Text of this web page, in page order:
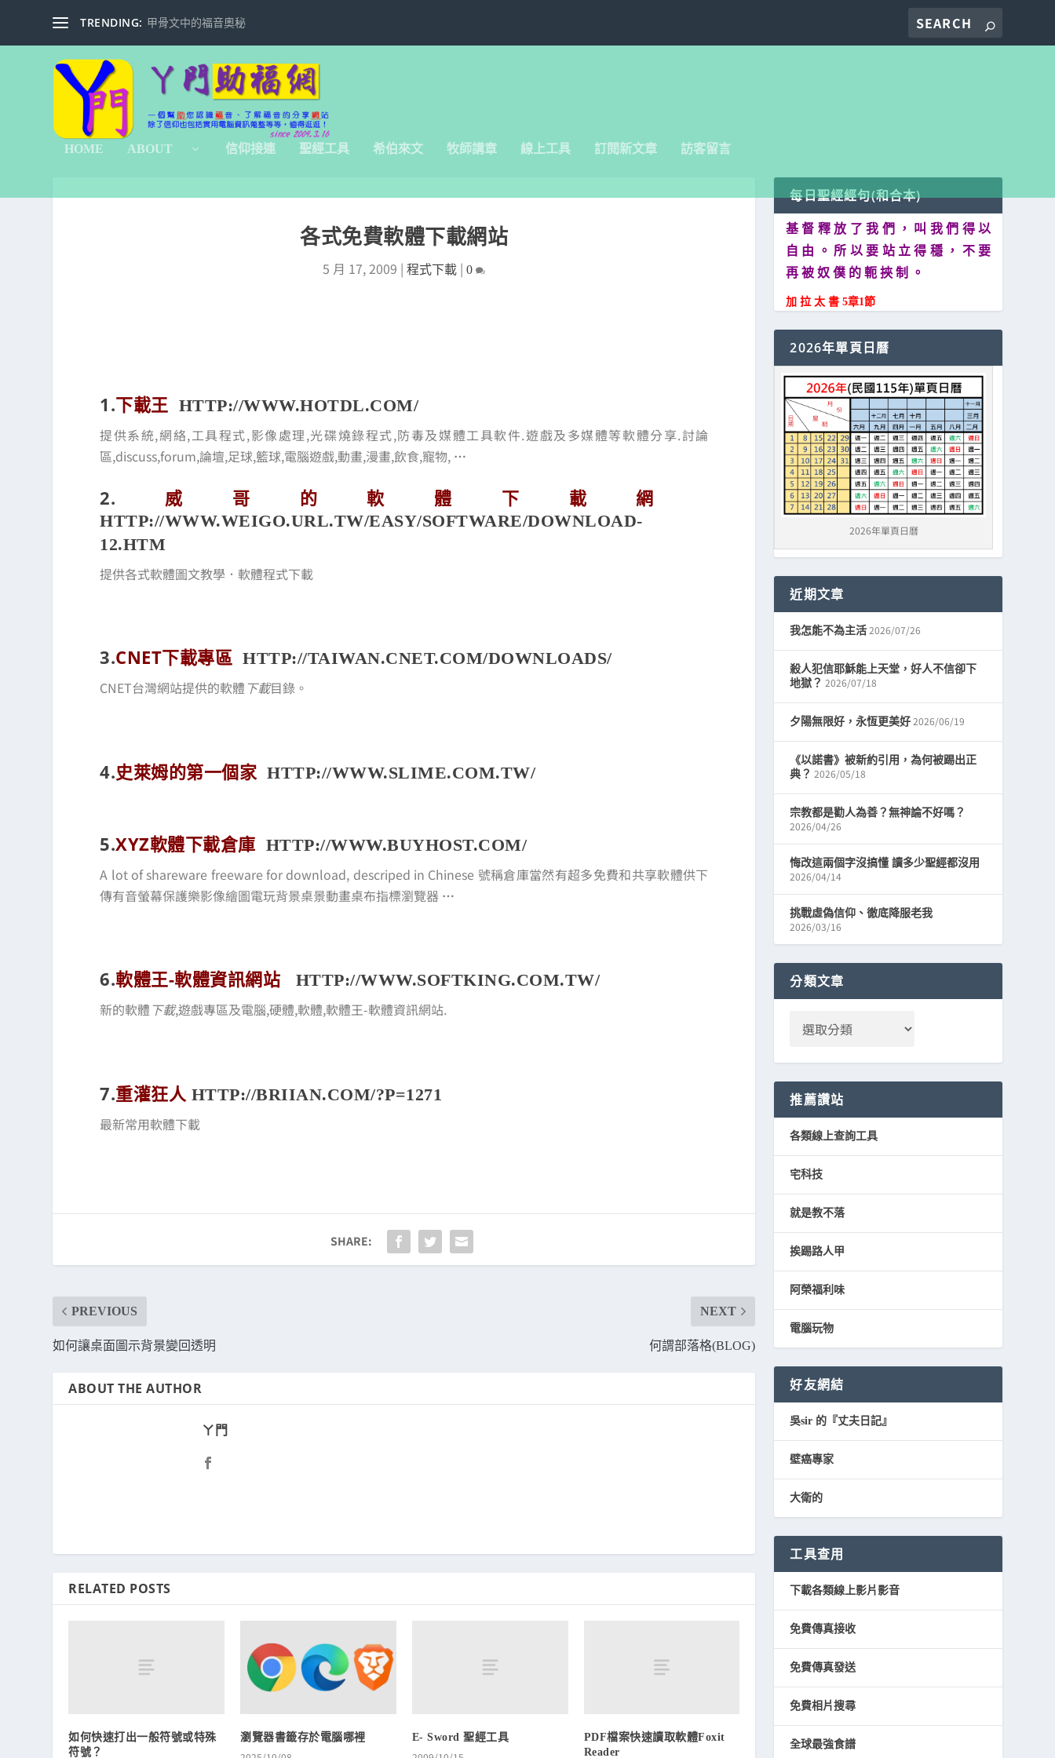
TRENDING: 甲骨文中的福音奧秘
HOME ABOUT 信仰接連 聖經工具 希伯來文 牧師講章 線上工具 訂閱新文章 訪客留言
各式免費軟體下載網站
5 月 17, 2009 |程式下載 |0
1.下載王 HTTP://WWW.HOTDL.COM/
提供系統,網絡,工具程式,影像處理,光碟燒錄程式,防毒及媒體工具軟件.遊戲及多媒體等軟體分享.討論
區,discuss,forum,論壇,足球,籃球,電腦遊戲,動畫,漫畫,飲食,寵物, …
2. 威哥的軟體下載網
HTTP://WWW.WEIGO.URL.TW/EASY/SOFTWARE/DOWNLOAD-
12.HTM
提供各式軟體圖文教學．軟體程式下載
3.CNET下載專區 HTTP://TAIWAN.CNET.COM/DOWNLOADS/
CNET台灣網站提供的軟體下載目錄。
4.史萊姆的第一個家 HTTP://WWW.SLIME.COM.TW/
5.XYZ軟體下載倉庫 HTTP://WWW.BUYHOST.COM/
A lot of shareware freeware for download, descriped in Chinese 號稱倉庫當然有超多免費和共享軟體供下
傳有音螢幕保護樂影像繪圖電玩背景桌景動畫桌布指標瀏覽器 …
6.軟體王-軟體資訊網站 HTTP://WWW.SOFTKING.COM.TW/
新的軟體下載,遊戲專區及電腦,硬體,軟體,軟體王-軟體資訊網站.
7.重灌狂人 HTTP://BRIIAN.COM/?P=1271
最新常用軟體下載
SHARE:
PREVIOUS
如何讓桌面圖示背景變回透明
NEXT
何謂部落格(BLOG)
ABOUT THE AUTHOR
ㄚ門
RELATED POSTS
如何快速打出一般符號或特殊
符號？
瀏覽器書籤存於電腦哪裡 E- Sword 聖經工具
PDF檔案快速讀取軟體Foxit
Reader
每日聖經經句(和合本)
基 督 釋 放 了 我 們 ， 叫 我 們 得 以
自 由 。 所 以 要 站 立 得 穩 ， 不 要
再 被 奴 僕 的 軛 挾 制 。
加 拉 太 書 5章1節
2026年單頁日曆
2026年單頁日曆
近期文章
我怎能不為主活 2026/07/26
殺人犯信耶穌能上天堂，好人不信卻下
地獄？ 2026/07/18
夕陽無限好，永恆更美好 2026/06/19
《以諾書》被新約引用，為何被踢出正
典？ 2026/05/18
宗教都是勸人為善？無神論不好嗎？
2026/04/26
悔改這兩個字沒搞懂 讀多少聖經都沒用
2026/04/14
挑戰虛偽信仰、徹底降服老我
2026/03/16
分類文章
推薦讚站
各類線上查詢工具
宅科技
就是教不落
挨踢路人甲
阿榮福利味
電腦玩物
好友網結
吳sir 的『丈夫日記』
壁癌專家
大衛的
工具查用
下載各類線上影片影音
免費傳真接收
免費傳真發送
免費相片搜尋
全球最強食譜